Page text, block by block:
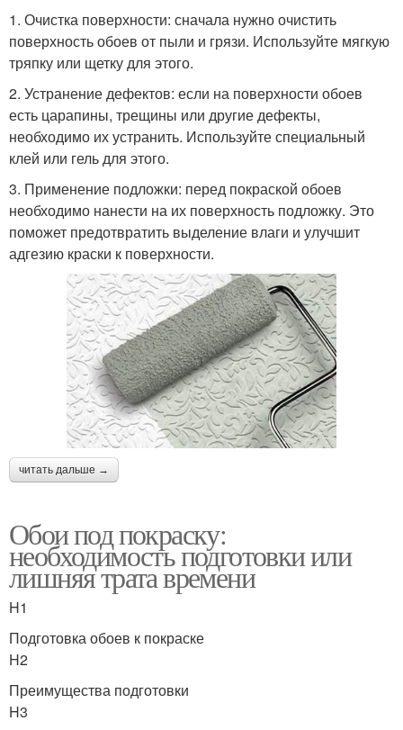
1. Очистка поверхности: сначала нужно очистить
поверхность обоев от пыли и грязи. Используйте мягкую
тряпку или щетку для этого.
2. Устранение дефектов: если на поверхности обоев
есть царапины, трещины или другие дефекты,
необходимо их устранить. Используйте специальный
клей или гель для этого.
3. Применение подложки: перед покраской обоев
необходимо нанести на их поверхность подложку. Это
поможет предотвратить выделение влаги и улучшит
адгезию краски к поверхности.
читать дальше →
Обои под покраску:
необходимость подготовки или
лишняя трата времени
H1
Подготовка обоев к покраске
H2
Преимущества подготовки
H3